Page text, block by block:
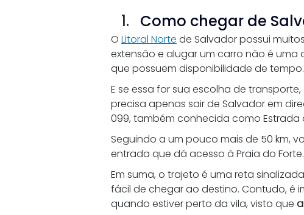
Como chegar de
O Litoral Norte de Salvador possui
extensão e alugar um carro não é
que possuem disponibilidade de tempo.
E se essa for sua escolha de
precisa apenas sair de Salvador em
099, também conhecida como Estrada
Seguindo a um pouco mais de 50 km,
entrada que dá acesso à Praia do Forte.
Em suma, o trajeto é uma reta
fácil de chegar ao destino. Contudo, é
quando estiver perto da vila, visto que